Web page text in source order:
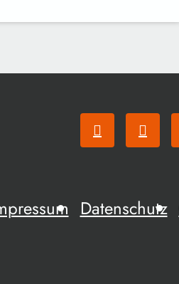
Datenschutz